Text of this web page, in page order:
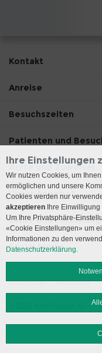
Kontakt
Anreise
Besuchszeiten
Patienten und
Ärzte und Zuweiser
Unser Angebot
Lehre und Forschung
Social Media
Impressum Disclaimer
Ihre Einstellungen
Wir nutzen Cookies, um
ermöglichen und unsere
Cookies werden nur
akzeptieren Ihre
Um Ihre Privatsphäre-
«Cookie Einstellungen» um
Informationen zu den
Datenschutzerklärung.